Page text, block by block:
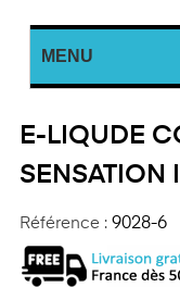
MENU
E-LIQUDE
SENSATION
Référence : 9028-6